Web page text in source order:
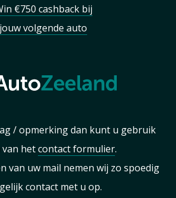
€750 cashback bij
jouw volgende auto
/ opmerking dan kunt u gebruik
van hetcontact formulier.
van uw mail nemen wij zo spoedig
contact met u op.